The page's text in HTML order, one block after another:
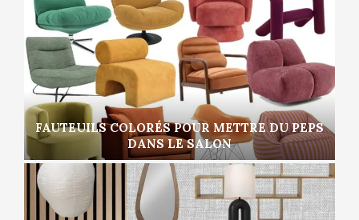
FAUTEUILS COLORÉS POUR METTRE DU PEPS
DANS LE SALON